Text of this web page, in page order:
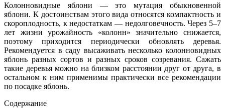
Колонновидные яблони — это мутация обыкновенной
яблони. К достоинствам этого вида относятся компактность и
скороплодность, к недостаткам — недолговечность. Через 5–7
лет жизни урожайность «колонн» значительно снижается,
поэтому приходится периодически обновлять деревья.
Рекомендуется в саду высаживать несколько колонновидных
яблонь разных сортов и разных сроков созревания. Сажать
такие деревья можно на близком расстоянии друг от друга, в
остальном к ним применимы практически все рекомендации
по посадке яблонь.
Содержание